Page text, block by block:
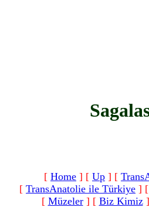
[ Home ] [ Up ] [
[ TransAnatolie ile Türkiye ] [
[ Müzeler] [ Biz Kimiz]